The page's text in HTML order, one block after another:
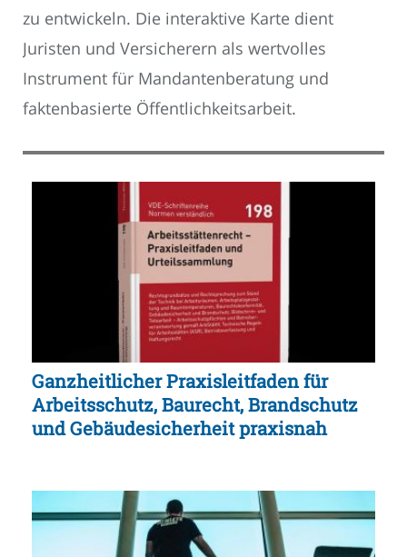
zu entwickeln. Die interaktive Karte dient
Juristen und Versicherern als wertvolles
Instrument für Mandantenberatung und
faktenbasierte Öffentlichkeitsarbeit.
Ganzheitlicher Praxisleitfaden für
Arbeitsschutz, Baurecht, Brandschutz
und Gebäudesicherheit praxisnah